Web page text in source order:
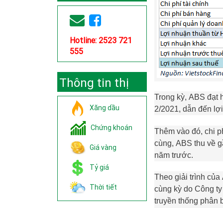
tuyến
Hotline: 2523 721
555
Thông tin thị
trườngXăng dầu
Chứng khoán
Giá vàng
Tỷ giá
Thời tiết
Trong kỳ, ABS đạt
2/2021, dẫn đến
Thêm vào đó, chi
cùng, ABS thu về
năm trước.
Theo giải trình của
cùng kỳ do Công
truyền thống phân